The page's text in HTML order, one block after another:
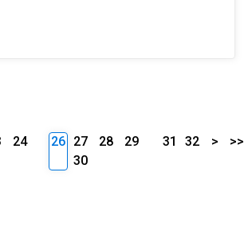
24
26 27 28
29
30
31 32 > >>